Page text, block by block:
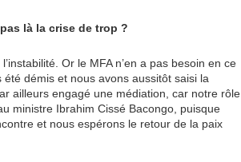
là la crise de trop ?
Or le MFA n’en a pas besoin en ce
démis et nous avons aussitôt saisi la
ailleurs engagé une médiation, car notre rôle
ministre Ibrahim Cissé Bacongo, puisque
et nous espérons le retour de la paix